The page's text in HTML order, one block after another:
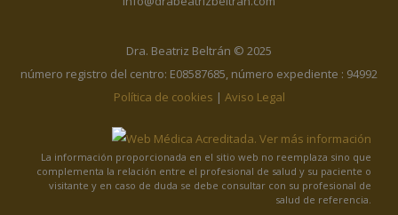
Dra. Beatriz Beltrán © 2025
número registro del centro: E08587685, número expediente : 94992
Política de cookies | Aviso Legal
La información proporcionada en el sitio web no reemplaza sino que
complementa la relación entre el profesional de salud y su paciente o
visitante y en caso de duda se debe consultar con su profesional de
salud de referencia.